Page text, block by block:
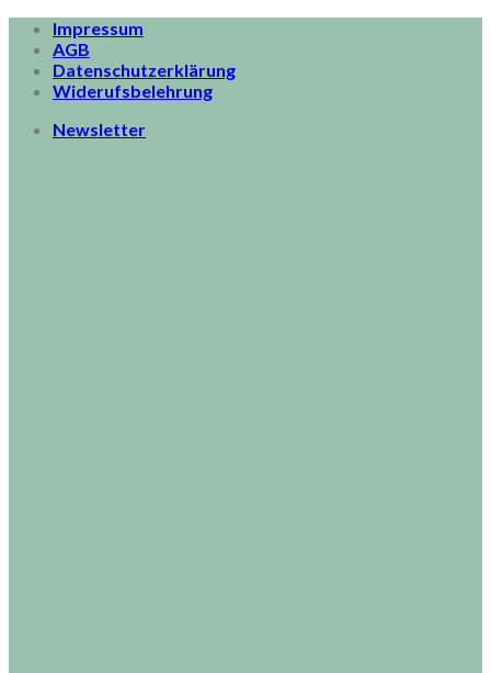
Skip
content
Impressum
AGB
Datenschutzerklärung
Widerufsbelehrung
Newsletter